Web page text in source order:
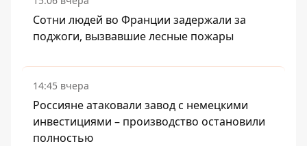
Сотни людей во Франции задержали за
поджоги, вызвавшие лесные пожары
14:45 вчера
Россияне атаковали завод с немецкими
инвестициями – производство остановили
полностью